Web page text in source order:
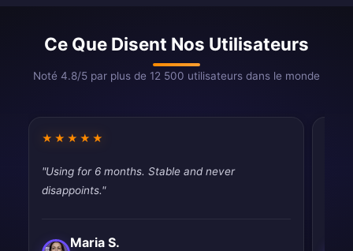
Ce Que Disent Nos Utilisateurs
Noté 4.8/5 par plus de 12 500 utilisateurs dans le monde
★★★★★
"Using for 6 months. Stable and never
disappoints."
Maria S.